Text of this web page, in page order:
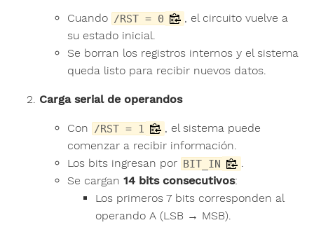
Cuando /RST = 0
, el circuito vuelve a
su estado inicial.
Se borran los registros internos y el sistema
queda listo para recibir nuevos datos.
Carga serial de operandos
Con /RST = 1
, el sistema puede
comenzar a recibir información.
Los bits ingresan por BIT_IN
.
Se cargan 14 bits consecutivos:
Los primeros 7 bits corresponden al
operando A (LSB → MSB).